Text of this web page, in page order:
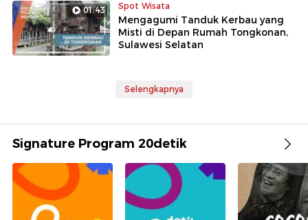
01:43 Spot Wisata
Mengagumi Tanduk Kerbau yang
Misti di Depan Rumah Tongkonan,
Sulawesi Selatan
Selengkapnya
Signature Program 20detik